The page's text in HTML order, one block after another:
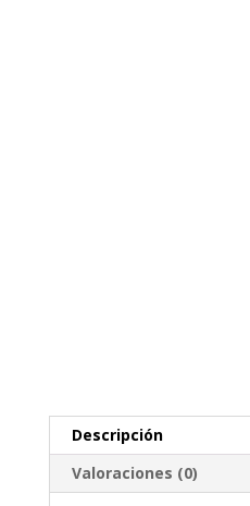
Descripción
Valoraciones (0)